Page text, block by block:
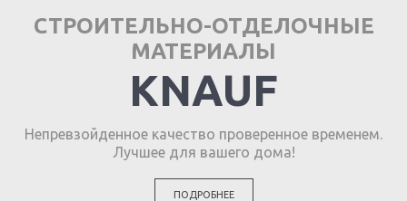
СТРОИТЕЛЬНО-ОТДЕЛОЧНЫЕ
МАТЕРИАЛЫ
KNAUF
Непревзойденное качество проверенное временем.
Лучшее для вашего дома!
ПОДРОБНЕЕ